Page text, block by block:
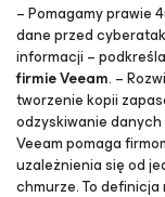
–Pomagamy prawie
dane przed
informacji – podkreśla
firmie Veeam. –
tworzenie kopii
odzyskiwanie
Veeam pomaga
uzależnienia się od
chmurze. To